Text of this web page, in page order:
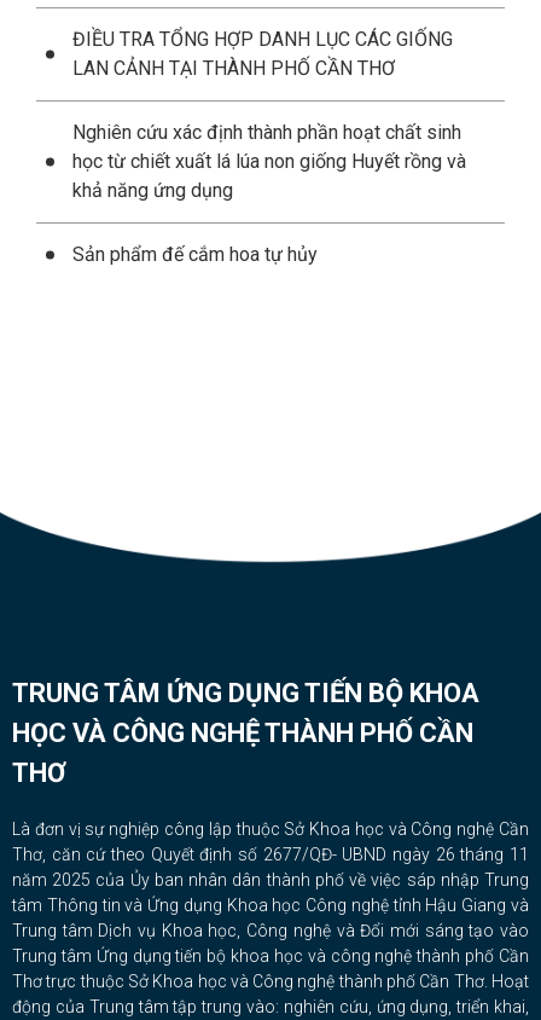
ĐIỀU TRA TỔNG HỢP DANH LỤC CÁC GIỐNG
LAN CẢNH TẠI THÀNH PHỐ CẦN THƠ
Nghiên cứu xác định thành phần hoạt chất sinh
học từ chiết xuất lá lúa non giống Huyết rồng và
khả năng ứng dụng
Sản phẩm đế cắm hoa tự hủy
TRUNG TÂM ỨNG DỤNG TIẾN BỘ KHOA
HỌC VÀ CÔNG NGHỆ THÀNH PHỐ CẦN
THƠ
Là đơn vị sự nghiệp công lập thuộc Sở Khoa học và Công nghệ Cần
Thơ, căn cứ theo Quyết định số 2677/QĐ- UBND ngày 26 tháng 11
năm 2025 của Ủy ban nhân dân thành phố về việc sáp nhập Trung
tâm Thông tin và Ứng dụng Khoa học Công nghệ tỉnh Hậu Giang và
Trung tâm Dịch vụ Khoa học, Công nghệ và Đổi mới sáng tạo vào
Trung tâm Ứng dụng tiến bộ khoa học và công nghệ thành phố Cần
Thơ trực thuộc Sở Khoa học và Công nghệ thành phố Cần Thơ. Hoạt
động của Trung tâm tập trung vào: nghiên cứu, ứng dụng, triển khai,